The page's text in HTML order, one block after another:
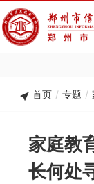
首页 / 专题 /
家庭教
长何处